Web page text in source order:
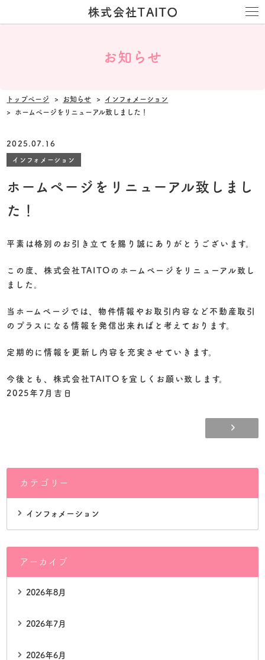
お知らせ
トップページ お知らせ
インフォメーション
ホームページをリニューアル致しました！
2025.07.16
インフォメーション
ホームページをリニューアル致しまし
た！
平素は格別のお引き立てを賜り誠にありがとうございます。
この度、株式会社TAITOのホームページをリニューアル致し
ました。
当ホームページでは、物件情報やお取引内容など不動産取引
のプラスになる情報を発信出来ればと考えております。
定期的に情報を更新し内容を充実させていきます。
今後とも、株式会社TAITOを宜しくお願い致します。
2025年7月吉日
カテゴリー
インフォメーション
アーカイブ
2026年8月
2026年7月
2026年6月